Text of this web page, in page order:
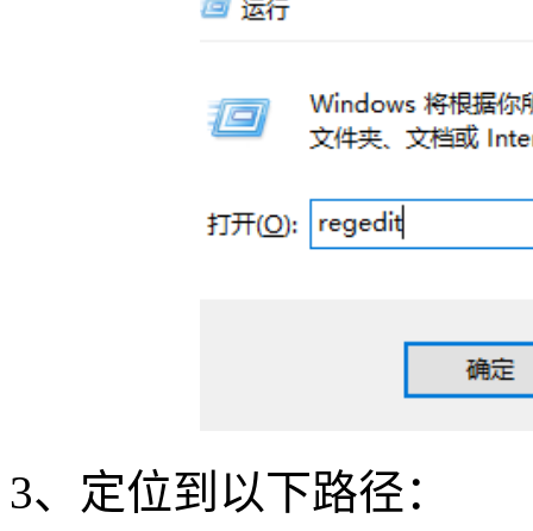
3、定位到以下路径：